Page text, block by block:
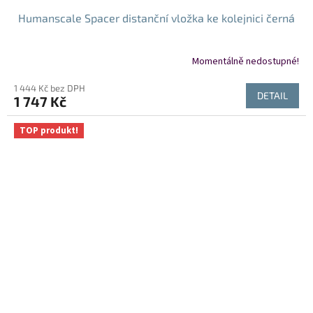
Humanscale Spacer distanční vložka ke kolejnici černá
Momentálně nedostupné!
1 444 Kč bez DPH
1 747 Kč DETAIL
TOP produkt!